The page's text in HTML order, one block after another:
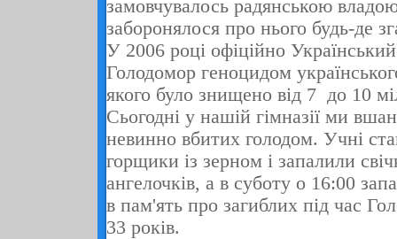
замовчувалось радянською
заборонялося про нього будь-де
У 2006 році офіційно
Голодомор геноцидом
якого було знищено від 7 до 10
Сьогодні у нашій гімназії ми
невинно вбитих голодом. Учні
горщики із зерном і запалили
ангелочків, а в суботу о 16:00
в пам'ять про загиблих під час
33 років.